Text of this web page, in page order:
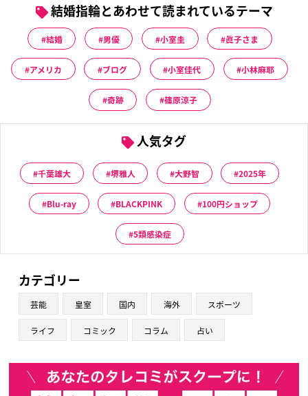
結婚指輪とあわせて読まれているテーマ
結婚 男優 小室圭 眞子さま
アメリカ ブログ 小室佳代 小林麻耶
奇跡 篠原涼子
人気タグ
千葉雄大 堺雅人 大野智 2025年
Blu-ray BLACKPINK 100円ショップ
5類感染症
カテゴリー
芸能 皇室 国内 海外 スポーツ
ライフ コミック コラム 占い